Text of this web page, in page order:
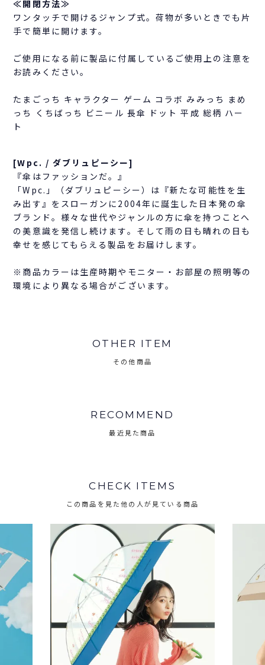
≪開閉方法≫
ワンタッチで開けるジャンプ式。荷物が多いときでも片
手で簡単に開けます。
ご使用になる前に製品に付属しているご使用上の注意を
お読みください。
たまごっち キャラクター ゲーム コラボ みみっち まめ
っち くちばっち ビニール 長傘 ドット 平成 総柄 ハー
ト
[Wpc. / ダブリュピーシー]
『傘はファッションだ。』
「Wpc.」（ダブリュピーシー）は『新たな可能性を生
み出す』をスローガンに2004年に誕生した日本発の傘
ブランド。様々な世代やジャンルの方に傘を持つことへ
の美意識を発信し続けます。そして雨の日も晴れの日も
幸せを感じてもらえる製品をお届けします。
※商品カラーは生産時期やモニター・お部屋の照明等の
環境により異なる場合がございます。
OTHER ITEM
その他商品
RECOMMEND
最近見た商品
CHECK ITEMS
この商品を見た他の人が見ている商品